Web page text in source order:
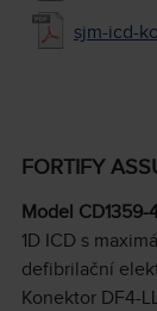
sjm-icd-
FORTIFY
Model CD1359-
1D ICD s
defibrilační
Konektor DF4-